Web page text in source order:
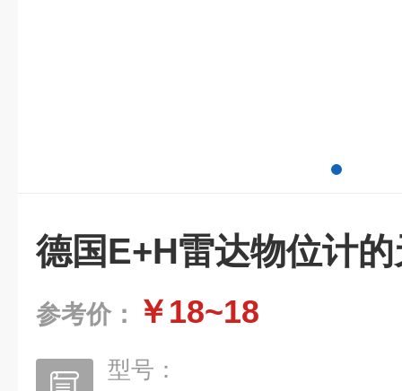
德国E+H雷达物位计
参考价： ￥18~18
型号：